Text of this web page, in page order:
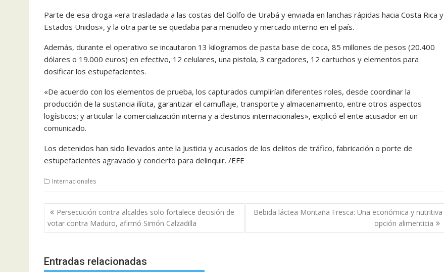
Parte de esa droga «era trasladada a las costas del Golfo de Urabá y enviada en lanchas rápidas hacia Costa Rica y
Estados Unidos», y la otra parte se quedaba para menudeo y mercado interno en el país.
Además, durante el operativo se incautaron 13 kilogramos de pasta base de coca, 85 millones de pesos (20.400
dólares o 19.000 euros) en efectivo, 12 celulares, una pistola, 3 cargadores, 12 cartuchos y elementos para
dosificar los estupefacientes.
«De acuerdo con los elementos de prueba, los capturados cumplirían diferentes roles, desde coordinar la
producción de la sustancia ilícita, garantizar el camuflaje, transporte y almacenamiento, entre otros aspectos
logísticos; y articular la comercialización interna y a destinos internacionales», explicó el ente acusador en un
comunicado.
Los detenidos han sido llevados ante la Justicia y acusados de los delitos de tráfico, fabricación o porte de
estupefacientes agravado y concierto para delinquir. /EFE
Internacionales
Navegación
de
entradas
Persecución contra alcaldes solo fortalece decisión de
votar contra Maduro, afirmó Simón Calzadilla
Bebida láctea Montaña Fresca: Una económica y nutritiva
opción alimenticia
Entradas relacionadas